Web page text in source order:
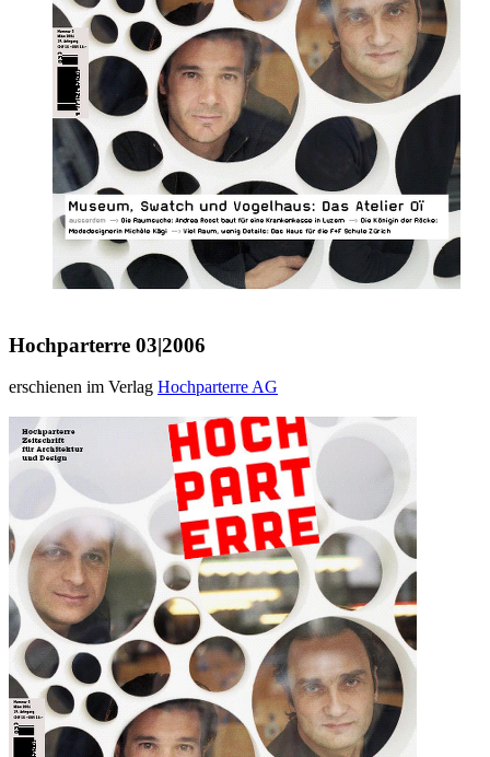
Hochparterre 03|2006
erschienen im Verlag Hochparterre AG